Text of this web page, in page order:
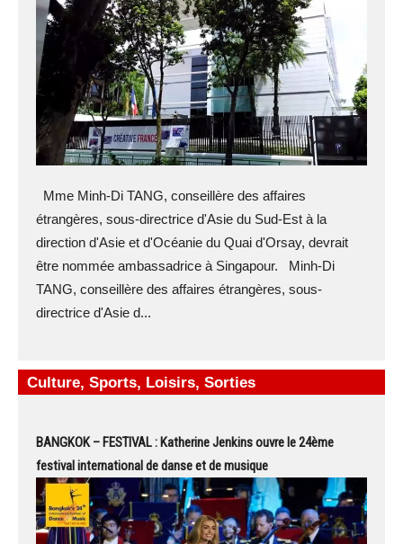
Mme Minh-Di TANG, conseillère des affaires
étrangères, sous-directrice d'Asie du Sud-Est à la
direction d'Asie et d'Océanie du Quai d'Orsay, devrait
être nommée ambassadrice à Singapour. Minh-Di
TANG, conseillère des affaires étrangères, sous-
directrice d'Asie d...
Culture, Sports, Loisirs, Sorties
BANGKOK – FESTIVAL : Katherine Jenkins ouvre le 24ème
festival international de danse et de musique